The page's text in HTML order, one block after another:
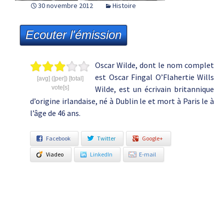
30 novembre 2012 Histoire
Ecouter l'émission
[avg] ([per]) [total]
vote[s]
Oscar Wilde, dont le nom complet
est Oscar Fingal O’Flahertie Wills
Wilde, est un écrivain britannique
d’origine irlandaise, né à Dublin le et mort à Paris le à
l’âge de 46 ans.
Facebook Twitter Google+
Viadeo LinkedIn E-mail